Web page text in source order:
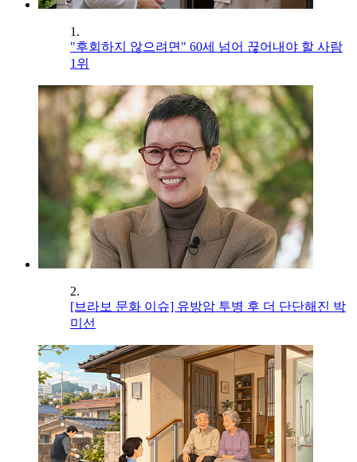
1.
"후회하지 않으려면" 60세 넘어 끊어내야 할 사람
1위
2.
[브라보 문화 이슈] 유방암 투병 후 더 단단해진 박
미선